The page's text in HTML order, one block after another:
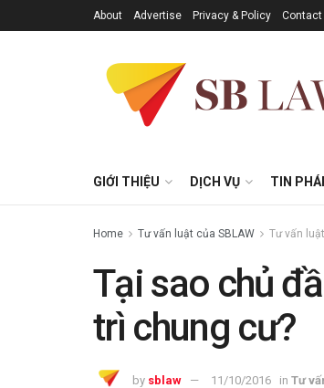
About Advertise Privacy & Policy Contact
GIỚI THIỆU DỊCH VỤ TIN
Home Tư vấn luật của SBLAW Tư vấn
Tại sao chủ
trì chung cư?
by sblaw 11/10/2016 in Tư